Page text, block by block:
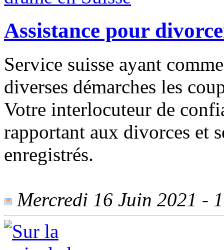
Assistance pour
Service suisse ayant
diverses démarches les
Votre interlocuteur de
rapportant aux divorces et
enregistrés.
Mercredi 16 Juin 2021 -